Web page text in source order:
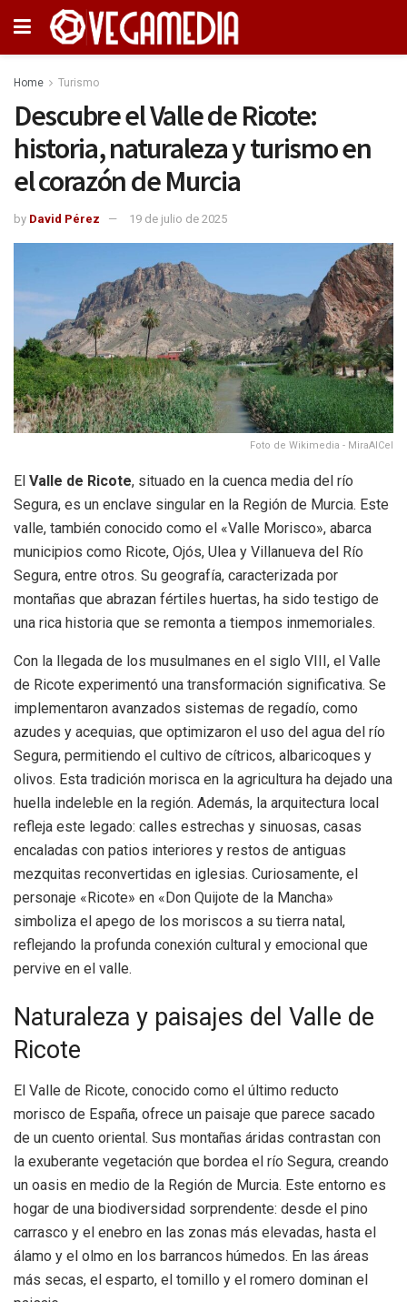
Home Turismo
Descubre el Valle de Ricote:
historia, naturaleza y turismo en
el corazón de Murcia
by David Pérez 19 de julio de 2025
Foto de Wikimedia - MiraAlCel
El Valle de Ricote, situado en la cuenca media del río
Segura, es un enclave singular en la Región de Murcia. Este
valle, también conocido como el «Valle Morisco», abarca
municipios como Ricote, Ojós, Ulea y Villanueva del Río
Segura, entre otros. Su geografía, caracterizada por
montañas que abrazan fértiles huertas, ha sido testigo de
una rica historia que se remonta a tiempos inmemoriales.
Con la llegada de los musulmanes en el siglo VIII, el Valle
de Ricote experimentó una transformación significativa. Se
implementaron avanzados sistemas de regadío, como
azudes y acequias, que optimizaron el uso del agua del río
Segura, permitiendo el cultivo de cítricos, albaricoques y
olivos. Esta tradición morisca en la agricultura ha dejado una
huella indeleble en la región. Además, la arquitectura local
refleja este legado: calles estrechas y sinuosas, casas
encaladas con patios interiores y restos de antiguas
mezquitas reconvertidas en iglesias. Curiosamente, el
personaje «Ricote» en «Don Quijote de la Mancha»
simboliza el apego de los moriscos a su tierra natal,
reflejando la profunda conexión cultural y emocional que
pervive en el valle.
Naturaleza y paisajes del Valle de
Ricote
El Valle de Ricote, conocido como el último reducto
morisco de España, ofrece un paisaje que parece sacado
de un cuento oriental. Sus montañas áridas contrastan con
la exuberante vegetación que bordea el río Segura, creando
un oasis en medio de la Región de Murcia. Este entorno es
hogar de una biodiversidad sorprendente: desde el pino
carrasco y el enebro en las zonas más elevadas, hasta el
álamo y el olmo en los barrancos húmedos. En las áreas
más secas, el esparto, el tomillo y el romero dominan el